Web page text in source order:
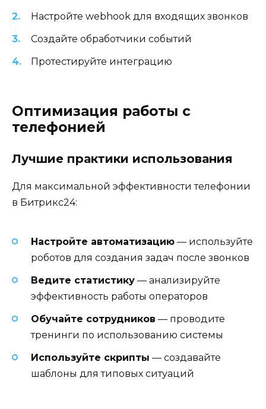
Настройте webhook для входящих звонков
Создайте обработчики событий
Протестируйте интеграцию
Оптимизация работы с
телефонией
Лучшие практики использования
Для максимальной эффективности телефонии
в Битрикс24:
Настройте автоматизацию — используйте
роботов для создания задач после звонков
Ведите статистику — анализируйте
эффективность работы операторов
Обучайте сотрудников — проводите
тренинги по использованию системы
Используйте скрипты — создавайте
шаблоны для типовых ситуаций